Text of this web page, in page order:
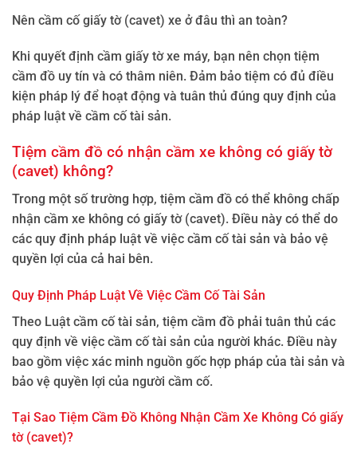
Nên cầm cố giấy tờ (cavet) xe ở đâu thì an toàn?
Khi quyết định cầm giấy tờ xe máy, bạn nên chọn tiệm
cầm đồ uy tín và có thâm niên. Đảm bảo tiệm có đủ điều
kiện pháp lý để hoạt động và tuân thủ đúng quy định của
pháp luật về cầm cố tài sản.
Tiệm cầm đồ có nhận cầm xe không có giấy tờ
(cavet) không?
Trong một số trường hợp, tiệm cầm đồ có thể không chấp
nhận cầm xe không có giấy tờ (cavet). Điều này có thể do
các quy định pháp luật về việc cầm cố tài sản và bảo vệ
quyền lợi của cả hai bên.
Quy Định Pháp Luật Về Việc Cầm Cố Tài Sản
Theo Luật cầm cố tài sản, tiệm cầm đồ phải tuân thủ các
quy định về việc cầm cố tài sản của người khác. Điều này
bao gồm việc xác minh nguồn gốc hợp pháp của tài sản và
bảo vệ quyền lợi của người cầm cố.
Tại Sao Tiệm Cầm Đồ Không Nhận Cầm Xe Không Có giấy
tờ (cavet)?